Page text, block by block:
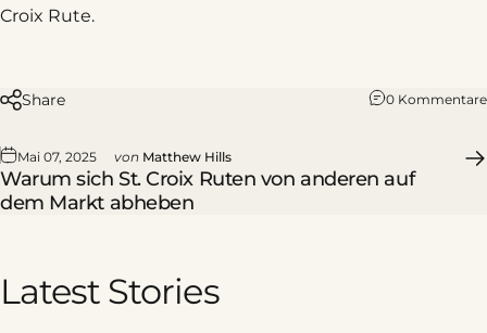
Croix Rute.
Share 0 Kommentare
Mai 07, 2025 von Matthew Hills
Warum sich St. Croix Ruten von anderen auf
dem Markt abheben
Latest Stories